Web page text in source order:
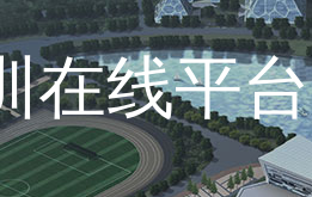
在线平台